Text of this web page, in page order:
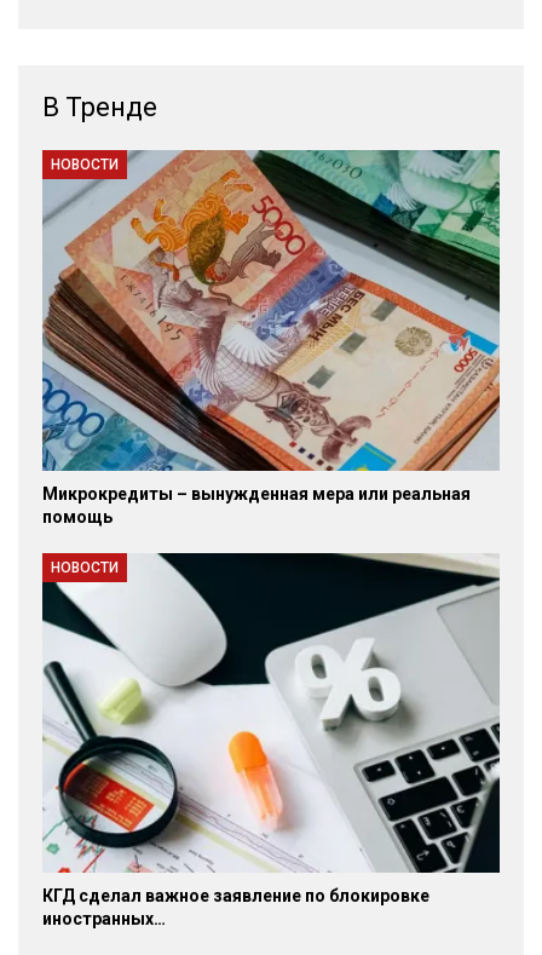
В Тренде
НОВОСТИ
Микрокредиты – вынужденная мера или реальная
помощь
НОВОСТИ
КГД сделал важное заявление по блокировке
иностранных…